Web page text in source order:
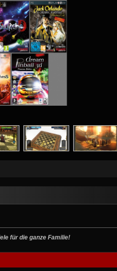
für die ganze Familie!